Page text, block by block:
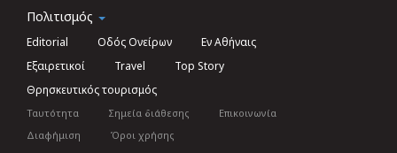
Πολιτισμός
Editorial Οδός Ονείρων
Εν Αθήναις
Εξαιρετικοί
Travel
Top Story
Θρησκευτικός τουρισμός
Ταυτότητα Σημεία διάθεσης
Επικοινωνία
Διαφήμιση
Όροι χρήσης